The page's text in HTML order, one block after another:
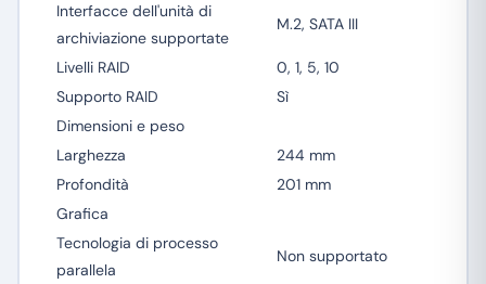
Interfacce dell'unità di
archiviazione supportate
M.2, SATA III
Livelli RAID
0, 1, 5, 10
Supporto RAID
Sì
Dimensioni e peso
Larghezza
244 mm
Profondità
201 mm
Grafica
Tecnologia di processo
parallela
Non supportato